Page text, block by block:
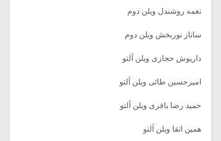
نغمه روشندل ویلن دوم
ساناز نوربخش ویلن دوم
داریوش حجازی ویلن آلتو
امیرحسین طائی ویلن آلتو
حمید رضا باقری ویلن آلتو
همین اتقا ویلن آلتو